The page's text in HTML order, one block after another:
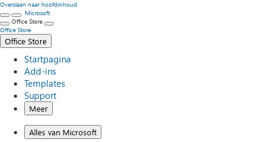
Overslaan naar hoofdinhoud
Microsoft
Office Store
Office Store
Office Store
Startpagina
Add-ins
Templates
Support
Meer
Alles van Microsoft